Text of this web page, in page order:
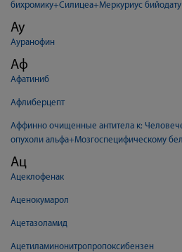
бихромику+Силицеа+Меркуриус бийодату
Ау
Ауранофин
Аф
Афатиниб
Афлиберцепт
Аффинно очищенные антитела к:
опухоли альфа+Мозгоспецифическому
Ац
Ацеклофенак
Аценокумарол
Ацетазоламид
Ацетиламинонитропропоксибензен